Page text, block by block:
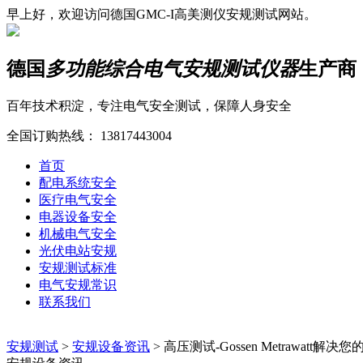
早上好，欢迎访问德国GMC-I高美测仪安规测试网站。
德国 多功能综合电气安规测试仪器生产商
百年技术积淀，专注电气安全测试，保障人身安全
全国订购热线： 13817443004
首页
配电系统安全
医疗电气安全
电器设备安全
机械电气安全
光伏电站安规
安规测试标准
电气安规常识
联系我们
安规测试 > 安规设备资讯 > 高压测试-Gossen Metrawatt解决您